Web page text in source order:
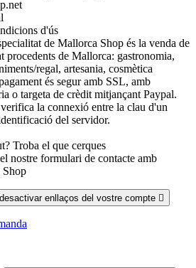
d'ús
de Mallorca Shop és la venda de
procedents de Mallorca: gastronomia,
regal, artesania, cosmètica
és segur amb SSL, amb
o targeta de crèdit mitjançant Paypal.
la connexió entre la clau d'un
del servidor.
Troba el que cerques
nostre formulari de contacte amb
Shop
enllaços del vostre compte 